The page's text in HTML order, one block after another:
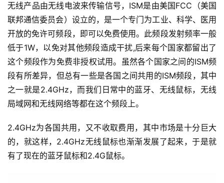
无线产品由无线电波来传输信号，ISM是由美国FCC（美国
联邦通信委员会）设立的，是一个专门为工业、科学、医用
开放的免许可频段，即可以免费使用。此频段发射频率一般
低于1W，以免对其他频段造成干扰,后来每个国家都留出了
这个频段作为免费非授权试用。虽然各个国家之间的ISM频
段有所差异，但总有一些是各国之间共用的ISM频段，其中
之一就是2.4GHz，而我们日常中的蓝牙、无线鼠标，无线
局域网和无线网络等都在这个频段上。
2.4GHz为各国共用，又不收取费用，其中市场是十分巨大
的，就这样，2.4GHz无线鼠标也渐渐发展了起来，于是就
有了现在的蓝牙鼠标和2.4G鼠标。